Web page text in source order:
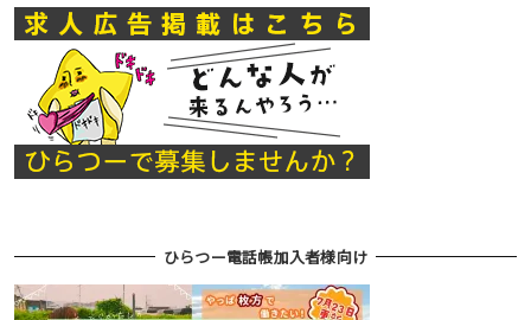
ひらつー電話帳加入者様向け